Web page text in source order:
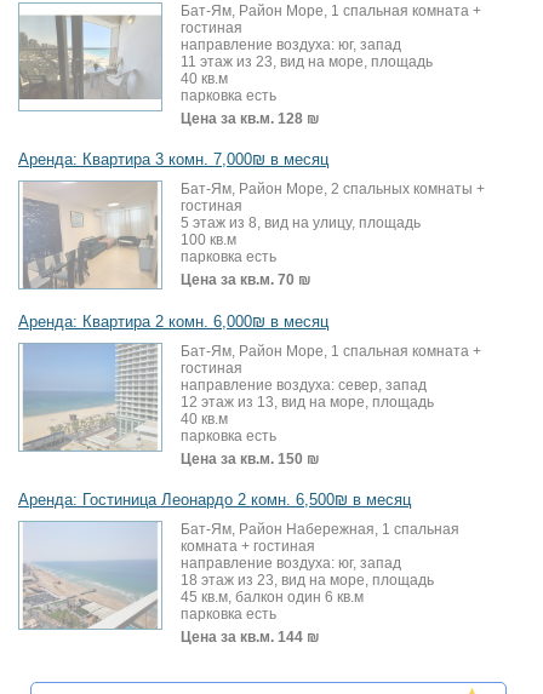
Бат-Ям, Район Море, 1 спальная комната +
гостиная
направление воздуха: юг, запад
11 этаж из 23, вид на море, площадь
40 кв.м
парковка есть
Цена за кв.м. 128 ₪
Аренда: Квартира 3 комн. 7,000₪ в месяц
Бат-Ям, Район Море, 2 спальных комнаты +
гостиная
5 этаж из 8, вид на улицу, площадь
100 кв.м
парковка есть
Цена за кв.м. 70 ₪
Аренда: Квартира 2 комн. 6,000₪ в месяц
Бат-Ям, Район Море, 1 спальная комната +
гостиная
направление воздуха: север, запад
12 этаж из 13, вид на море, площадь
40 кв.м
парковка есть
Цена за кв.м. 150 ₪
Аренда: Гостиница Леонардо 2 комн. 6,500₪ в месяц
Бат-Ям, Район Набережная, 1 спальная
комната + гостиная
направление воздуха: юг, запад
18 этаж из 23, вид на море, площадь
45 кв.м, балкон один 6 кв.м
парковка есть
Цена за кв.м. 144 ₪